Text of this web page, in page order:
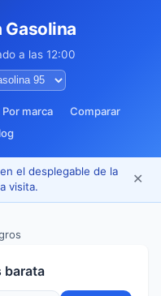
Gasolina
a las 12:00
Por marca
Comparar
el desplegable de la
visita.
✕
barata